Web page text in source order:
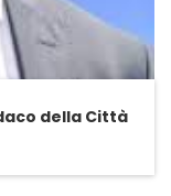
della Città